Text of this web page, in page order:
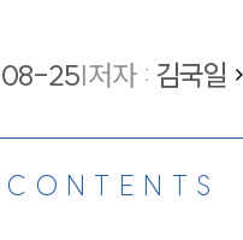
25|저자 : 김국일
CONTENTS